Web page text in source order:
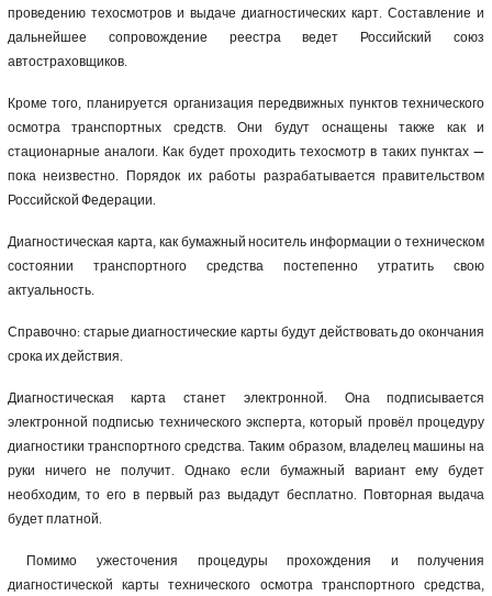
проведению техосмотров и выдаче диагностических карт. Составление и
дальнейшее сопровождение реестра ведет Российский союз
автостраховщиков.
Кроме того, планируется организация передвижных пунктов технического
осмотра транспортных средств. Они будут оснащены также как и
стационарные аналоги. Как будет проходить техосмотр в таких пунктах —
пока неизвестно. Порядок их работы разрабатывается правительством
Российской Федерации.
Диагностическая карта, как бумажный носитель информации о техническом
состоянии транспортного средства постепенно утратить свою
актуальность.
Справочно: старые диагностические карты будут действовать до окончания
срока их действия.
Диагностическая карта станет электронной. Она подписывается
электронной подписью технического эксперта, который провёл процедуру
диагностики транспортного средства. Таким образом, владелец машины на
руки ничего не получит. Однако если бумажный вариант ему будет
необходим, то его в первый раз выдадут бесплатно. Повторная выдача
будет платной.
Помимо ужесточения процедуры прохождения и получения
диагностической карты технического осмотра транспортного средства,